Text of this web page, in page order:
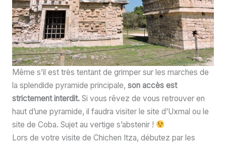
Même s’il est très tentant de grimper sur les marches de
la splendide pyramide principale, son accès est
strictement interdit.Si vous rêvez de vous retrouver en
haut d’une pyramide, il faudra visiter le site d’Uxmal ou le
site de Coba. Sujet au vertige s’abstenir !
Lors de votre visite de Chichen Itza, débutez par les